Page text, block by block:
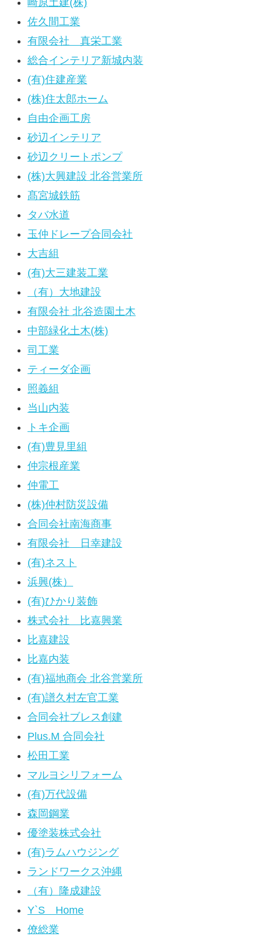
崎原土建(株)
佐久間工業
有限会社 真栄工業
総合インテリア新城内装
(有)住建産業
(株)住太郎ホーム
自由企画工房
砂辺インテリア
砂辺クリートポンプ
(株)大興建設 北谷営業所
髙宮城鉄筋
タバ水道
玉仲ドレープ合同会社
大吉組
(有)大三建装工業
（有）大地建設
有限会社 北谷造園土木
中部緑化土木(株)
司工業
ティーダ企画
照義組
当山内装
トキ企画
(有)豊見里組
仲宗根産業
仲電工
(株)仲村防災設備
合同会社南海商事
有限会社 日幸建設
(有)ネスト
浜興(株）
(有)ひかり装飾
株式会社 比嘉興業
比嘉建設
比嘉内装
(有)福地商会 北谷営業所
(有)譜久村左官工業
合同会社ブレス創建
Plus.M 合同会社
松田工業
マルヨシリフォーム
(有)万代設備
森岡鋼業
優塗装株式会社
(有)ラムハウジング
ランドワークス沖縄
（有）隆成建設
Y`S Home
僚総業